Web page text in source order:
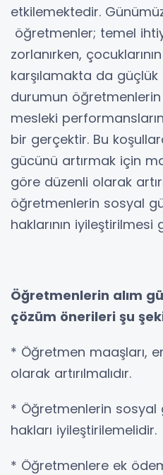
etkilemektedir.
öğretmenler; temel
zorlanırken,
karşılamakta da güçlük
durumun öğretmenlerin
mesleki
bir gerçektir. Bu
gücünü artırmak için
göre düzenli olarak
öğretmenlerin sosyal
haklarının iyileştirilmesi
Öğretmenlerin alım
çözüm önerileri şu
* Öğretmen maaşları,
olarak artırılmalıdır.
* Öğretmenlerin sosyal
hakları iyileştirilemelidir.
* Öğretmenlere ek